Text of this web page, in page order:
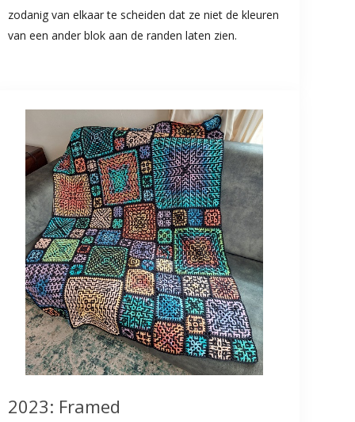
zodanig van elkaar te scheiden dat ze niet de kleuren
van een ander blok aan de randen laten zien.
2023: Framed